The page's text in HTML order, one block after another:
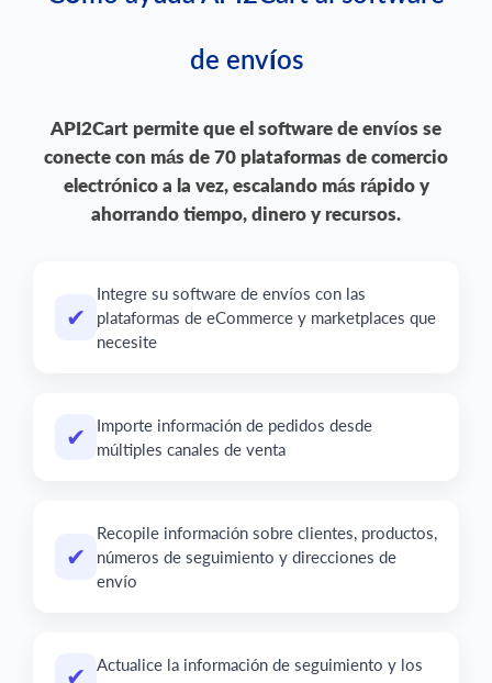
de envíos
API2Cart permite que el software deenvíos se
conecte con más de 70 plataformas de comercio
electrónico a la vez, escalando más rápido y
ahorrando tiempo, dinero y recursos.
✔
Integre su software de envíos con las
plataformas de eCommerce y marketplaces que
necesite
✔
Importe información de pedidos desde
múltiples canales de venta
✔
Recopile información sobre clientes, productos,
números de seguimiento y direcciones de
envío
✔
Actualice la información de seguimiento y los